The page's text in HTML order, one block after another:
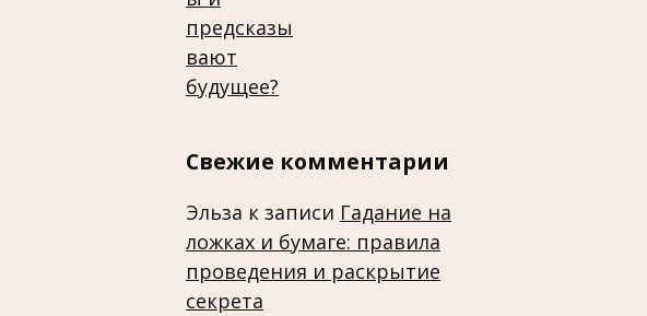
Свежие комментарии
Эльза к записи Гадание на
ложках и бумаге: правила
проведения и раскрытие
секрета